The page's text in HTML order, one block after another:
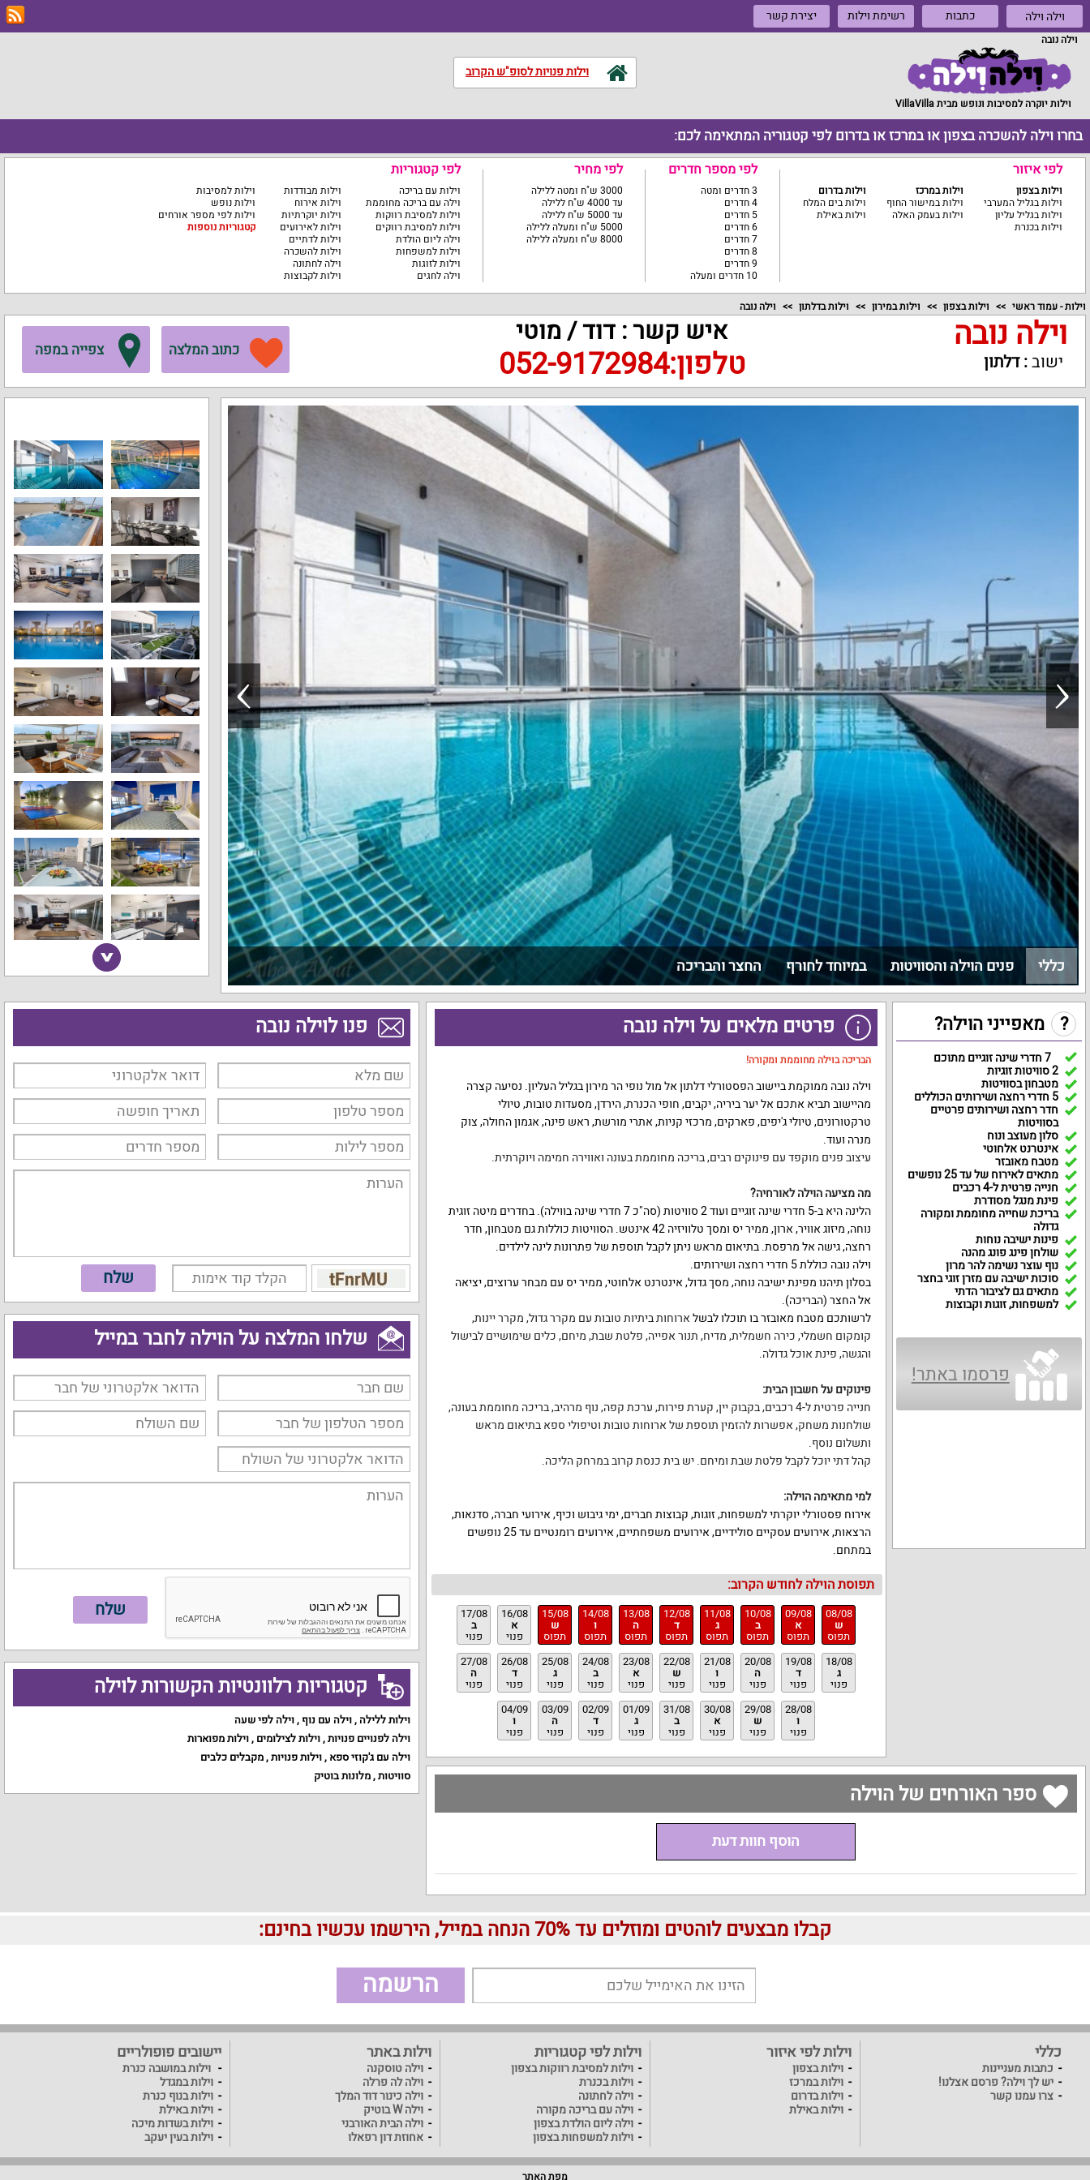
וילה וילה כתבות רשימת וילות יצירת קשר
וילה נובה
וילות פנויות לסופ"ש הקרוב
וילות יוקרה למסיבות ונופש מבית VillaVilla
בחרו וילה להשכרה בצפון או במרכז או בדרום לפי קטגוריה המתאימה לכם:
לפי איזור
וילות בצפון
וילות בגליל המערבי
וילות בגליל עליון
וילות בכנרת
וילות במרכז
וילות במישור החוף
וילות בעמק האלה
וילות בדרום
וילות בים המלח
וילות באילת
לפי מספר חדרים
3 חדרים ומטה
4 חדרים
5 חדרים
6 חדרים
7 חדרים
8 חדרים
9 חדרים
10 חדרים ומעלה
לפי מחיר
3000 ש"ח ומטה ללילה
עד 4000 ש"ח ללילה
עד 5000 ש"ח ללילה
5000 ש"ח ומעלה ללילה
8000 ש"ח ומעלה ללילה
לפי קטגוריות
וילות עם בריכה
וילה עם בריכה מחוממת
וילות למסיבת רווקות
וילות למסיבת רווקים
וילה ליום הולדת
וילות למשפחות
וילות לזוגות
וילה לחגים
וילות מבודדות
וילות אירוח
וילות יוקרתיות
וילות לאירועים
וילות לדתיים
וילות להשכרה
וילה לחתונה
וילות לקבוצות
וילות למסיבות
וילות נופש
וילות לפי מספר אורחים
קטגוריות נוספות
וילות - עמוד ראשי וילות בצפון וילות במירון וילות בדלתון וילה נובה
כתוב המלצה צפייה במפה וילה נובה
ישוב:דלתון
איש קשר : דוד / מוטי
טלפון:052-9172984
כללי פנים הוילה והסוויטות במיוחד לחורף החצר והבריכה
? מאפייני הוילה?
7 חדרי שינה זוגיים מתוכם
2 סוויטות זוגיות
מטבחון בסוויטות
5 חדרי רחצה ושירותים הכוללים
חדר רחצה ושירותים פרטיים
בסוויטות
סלון מעוצב ונוח
אינטרנט אלחוטי
מטבח מאובזר
מתאים לאירוח של עד 25 נופשים
חנייה פרטית ל-4 רכבים
פינת מנגל מסודרת
בריכת שחייה מחוממת ומקורה
גדולה
פינות ישיבה נוחות
שולחן פינג פונג מהנה
נוף עוצר נשימה להר מרון
סוכות ישיבה עם מזרן זוגי בחצר
מתאים גם לציבור הדתי
למשפחות, זוגות וקבוצות
פרסמו באתר!
פרטים מלאים על וילה נובה
הבריכה בוילה מחוממת ומקורה!
וילה נובה ממוקמת ביישוב הפסטורלי דלתון אל מול נופי הר מירון בגליל העליון. נסיעה קצרה
מהיישוב תביא אתכם אל יער ביריה, יקבים, חופי הכנרת, הירדן, מסעדות טובות, טיולי
טרקטורונים, טיולי ג'יפים, פארקים, מרכזי קניות, אתרי מורשת, ראש פינה, אגמון החולה, צוק
מנרה ועוד.
עיצוב פנים מוקפד עם פינוקים רבים,בריכה מחוממת בעונה ואווירה חמימה ויוקרתית.
מה מציעה הוילה לאורחיה?
הלינה היא ב-5 חדרי שינה זוגיים ועוד 2 סוויטות (סה"כ 7 חדרי שינה בווילה). בחדרים מיטה זוגית
נוחה, מיזוג אוויר, ארון, ממיר יס ומסך טלוויזיה 42 אינטש. הסוויטות כוללות גם מטבחון, חדר
רחצה, גישה אל מרפסת. בתיאום מראש ניתן לקבל תוספת של פתרונות לינה לילדים.
וילה נובה כוללת 5 חדרי רחצה ושירותים.
בסלון תיהנו מפינת ישיבה נוחה, מסך גדול, אינטרנט אלחוטי, ממיר יס עם מבחר ערוצים, יציאה
אל החצר (הבריכה).
לרשותכם מטבח מאובזר בו תוכלו לבשלארוחות ביתיות טובות עם מקרר גדול,מקרר יינות,
קומקום חשמלי,כירה חשמלית,מדיח,תנור אפייה,פלטת שבת,מיחם,כלים שימושיים לבישול
והגשה,פינת אוכל גדולה.
פינוקים על חשבון הבית:
חנייה פרטית ל-4 רכבים,בקבוק יין,קערת פירות,ערכת קפה,נוף מרהיב,בריכה מחוממת בעונה,
שולחנות משחק,אפשרות להזמין תוספת של ארוחות טובות וטיפולי ספא בתיאום מראש
ותשלום נוסף.
קהל דתי יוכל לקבל פלטת שבת ומיחם.יש בית כנסת קרוב במרחק הליכה.
למי מתאימה הוילה:
אירוח פסטורלי יוקרתי למשפחות, זוגות, קבוצות חברים, ימי גיבוש וכיף, אירועי חברה, סדנאות,
הרצאות, אירועים עסקיים סולידיים, אירועים משפחתיים, אירועים רומנטיים עד 25 נופשים
במתחם.
תפוסת הוילה לחודש הקרוב:
08/08
ש
תפוס
09/08
א
תפוס
10/08
ב
תפוס
11/08
ג
תפוס
12/08
ד
תפוס
13/08
ה
תפוס
14/08
ו
תפוס
15/08
ש
תפוס
16/08
א
פנוי
17/08
ב
פנוי
18/08
ג
פנוי
19/08
ד
פנוי
20/08
ה
פנוי
21/08
ו
פנוי
22/08
ש
פנוי
23/08
א
פנוי
24/08
ב
פנוי
25/08
ג
פנוי
26/08
ד
פנוי
27/08
ה
פנוי
28/08
ו
פנוי
29/08
ש
פנוי
30/08
א
פנוי
31/08
ב
פנוי
01/09
ג
פנוי
02/09
ד
פנוי
03/09
ה
פנוי
04/09
ו
פנוי
פנו לוילה נובה
שלחו המלצה על הוילה לחבר במייל
קטגוריות רלוונטיות הקשורות לוילה
וילות ללילה ,וילה עם נוף ,וילה לפי שעה
וילה לפנויים פנויות,וילות לצילומים ,וילות מפוארות
וילה עם ג'קוזי ספא ,וילות פנויות,מקבלים כלבים
סוויטות,מלונות בוטיק
ספר האורחים של הוילה
הוסף חוות דעת
קבלו מבצעים לוהטים ומוזלים עד 70% הנחה במייל, הירשמו עכשיו בחינם:
הרשמה
כללי
כתבות מעניינות
יש לך וילה? פרסם אצלנו!
צרו עמנו קשר
וילות לפי איזור
וילות בצפון
וילות במרכז
וילות בדרום
וילות באילת
וילות לפי קטגוריות
וילות למסיבת רווקות בצפון
וילות בכנרת
וילה לחתונה
וילה עם בריכה מקורה
וילה ליום הולדת בצפון
וילות למשפחות בצפון
וילות באתר
וילה טוסקנה
וילה לה פרלה
וילה כינור דוד המלך
וילה W בוטיק
וילה הבית האורבני
אחוזת דון רפאלו
יישובים פופולריים
וילות במושבה כנרת
וילות במגדל
וילות בנוף כנרת
וילות באילת
וילות בשדות מיכה
וילות בעין יעקב